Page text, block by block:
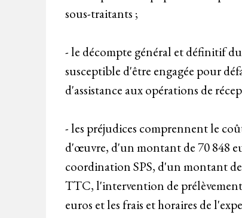
sous-traitants ;
- le décompte général et définitif
susceptible d'être engagée pour
d'assistance aux opérations de
- les préjudices comprennent le
d'œuvre, d'un montant de 70 848
coordination SPS, d'un montant
TTC, l'intervention de
euros et les frais et horaires de